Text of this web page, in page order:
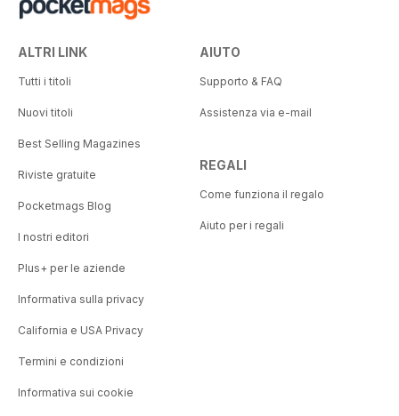
ALTRI LINK
Tutti i titoli
Nuovi titoli
Best Selling Magazines
Riviste gratuite
Pocketmags Blog
I nostri editori
Plus+ per le aziende
Informativa sulla privacy
California e USA Privacy
Termini e condizioni
Informativa sui cookie
AIUTO
Supporto & FAQ
Assistenza via e-mail
REGALI
Come funziona il regalo
Aiuto per i regali